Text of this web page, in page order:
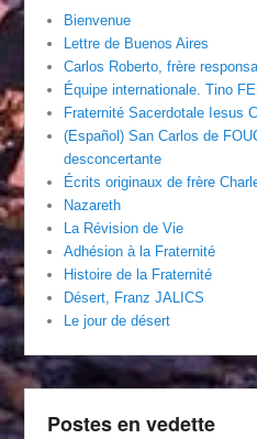
Bienvenue
Lettre de Buenos Aires
Carlos Roberto, frère
Équipe internationale. Tino
Fraternité Sacerdotale Iesus
(Español) San Carlos de
desconcertante
Écrits originaux de frère
Nazareth
La Révision de Vie
Adhésion à la Fraternité
Histoire de la Fraternité
Désert, Franz JALICS
Le jour de désert
Postes en vedette